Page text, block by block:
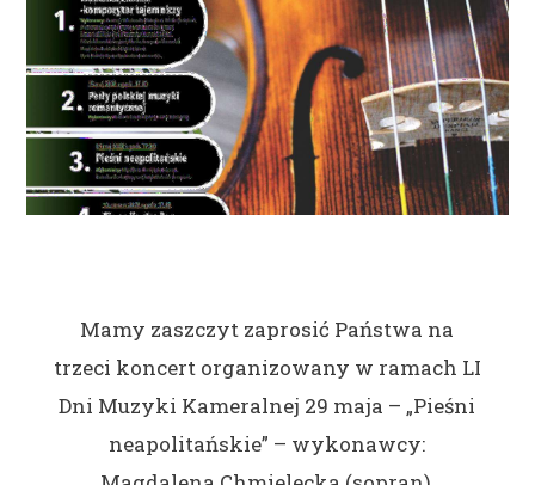
Mamy zaszczyt zaprosić Państwa na
trzeci koncert organizowany w ramach LI
Dni Muzyki Kameralnej 29 maja – „Pieśni
neapolitańskie” – wykonawcy: